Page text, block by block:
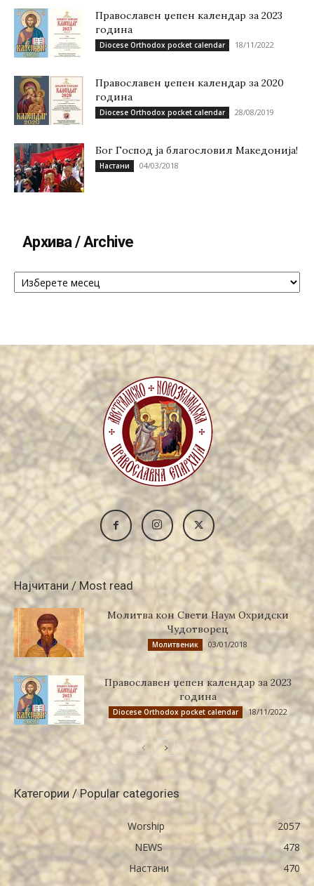
Православен џепен календар за 2023
година
Diocese Orthodox pocket calendar 18/11/2022
Православен џепен календар за 2020
година
Diocese Orthodox pocket calendar 28/08/2019
Бог Господ ја благословил Македонија!
Настани 04/03/2018
Архива / Archive
Архива
Најчитани / Most read
Молитва кон Свети Наум Охридски
Чудотворец
Молитвеник 03/01/2018
Православен џепен календар за 2023
година
Diocese Orthodox pocket calendar 18/11/2022
Категории / Popular categories
Worship
2057
NEWS
478
Настани
470